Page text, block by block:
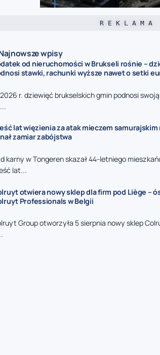
R E K L A M A
wpisy
od nieruchomości w Brukseli rośnie –
stawki, rachunki wyższe nawet o setki
r. dziewięć brukselskich gmin podnosi
lat więzienia za atak mieczem samurajskim
zamiar zabójstwa
karny w Tongeren skazał 44-letniego
lat...
otwiera nowy sklep dla firm pod Liège –
Professionals w Belgii
Group otworzyła 5 sierpnia nowy sklep